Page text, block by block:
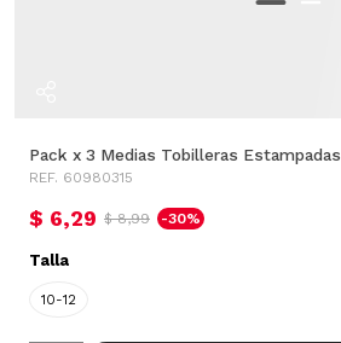
Pack x 3 Medias Tobilleras Estampadas
REF. 60980315
$ 6,29 $ 8,99 -30%
Talla
10-12